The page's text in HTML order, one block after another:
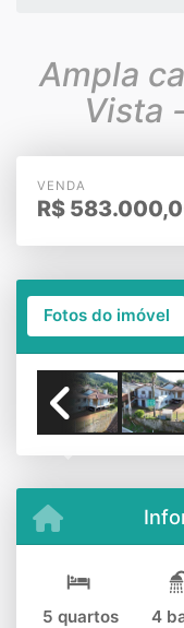
Ampla
Vista
VENDA
R$
Fotos do imóvel
5 quartos 4